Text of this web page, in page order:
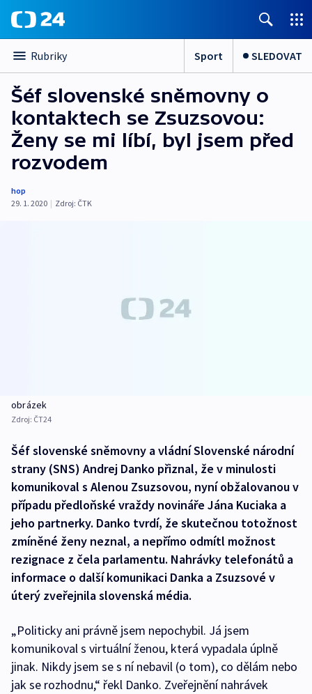
Rubriky Sport SLEDOVAT
Šéf slovenské sněmovny o
kontaktech se Zsuzsovou:
Ženy se mi líbí, byl jsem před
rozvodem
hop
29. 1. 2020 | Zdroj: ČTK
obrázek
Zdroj: ČT24
Šéf slovenské sněmovny a vládní Slovenské národní
strany (SNS) Andrej Danko přiznal, že v minulosti
komunikoval s Alenou Zsuzsovou, nyní obžalovanou v
případu předloňské vraždy novináře Jána Kuciaka a
jeho partnerky. Danko tvrdí, že skutečnou totožnost
zmíněné ženy neznal, a nepřímo odmítl možnost
rezignace z čela parlamentu. Nahrávky telefonátů a
informace o další komunikaci Danka a Zsuzsové v
úterý zveřejnila slovenská média.
„Politicky ani právně jsem nepochybil. Já jsem
komunikoval s virtuální ženou, která vypadala úplně
jinak. Nikdy jsem se s ní nebavil (o tom), co dělám nebo
jak se rozhodnu,“ řekl Danko. Zveřejnění nahrávek